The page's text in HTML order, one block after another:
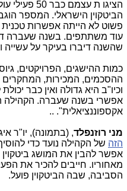
הציגו ת עצמם כבר 50
פשוט לא הייתה אפשרות טכנית
עוד משתתפים. בשנה שעברה
שהשנה דיברו בעיקר על עשייה
כמות ההישגים, הפרויקטים,
ההסכמים, המכירות, המחקרים
וכיו"ב היא גדולה ואין כבר
אפשרי בשנה שעברה. הקהילה
אקספוננציאלית". ..
מני רוזנפלד, (בתמונה), יו"ר
הזה של הקהילה נועד כדי
אפשר להבין את המושג
מאחוריו. חייבים להכיר את
הסביבה, שבה הביטקוין פועל.